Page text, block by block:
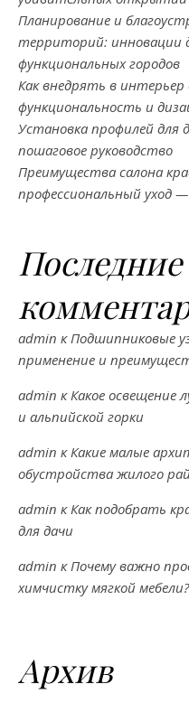
Планирование и
территорий: инновации
функциональных городов
Как внедрять в
функциональность и
Установка профилей для
пошаговое руководство
Преимущества салона
профессиональный уход
Последние
admin кПодшипниковые
применение и
admin кКакое освещение
и альпийской горки
admin кКакие малые
обустройства жилого
admin кКак подобрать
для дачи
admin кПочему важно
химчистку мягкой мебели?
Архив